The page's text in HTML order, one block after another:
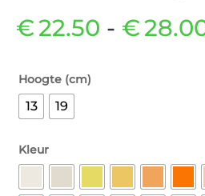
€22.50 - €
Hoogte (cm)
13 19
Kleur